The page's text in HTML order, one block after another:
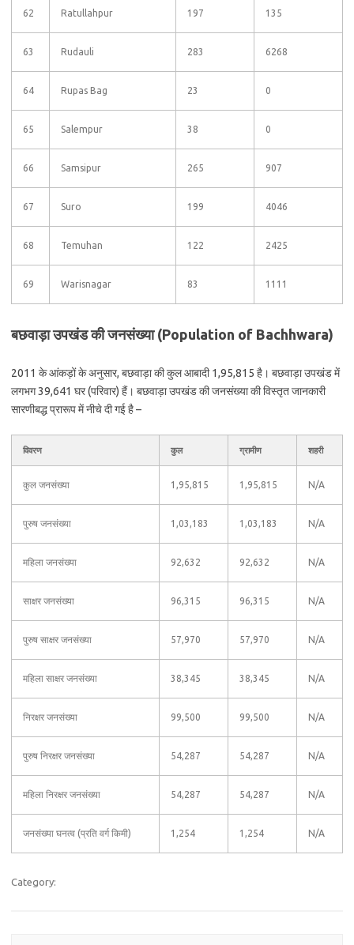
62 Ratullahpur 197 135
63 Rudauli 283 6268
64 Rupas Bag 23 0
65 Salempur 38 0
66 Samsipur 265 907
67 Suro 199 4046
68 Temuhan 122 2425
69 Warisnagar 83 1111
बछवाड़ा उपखंड की जनसंख्या (Population of Bachhwara)
2011 के आंकड़ों के अनुसार, बछवाड़ा की कुल आबादी 1,95,815 है। बछवाड़ा उपखंड में
लगभग 39,641 घर (परिवार) हैं। बछवाड़ा उपखंड की जनसंख्या की विस्तृत जानकारी
सारणीबद्ध प्रारूप में नीचे दी गई है –
विवरण कुल ग्रामीण शहरी
कुल जनसंख्या 1,95,815 1,95,815 N/A
पुरुष जनसंख्या 1,03,183 1,03,183 N/A
महिला जनसंख्या 92,632 92,632 N/A
साक्षर जनसंख्या 96,315 96,315 N/A
पुरुष साक्षर जनसंख्या 57,970 57,970 N/A
महिला साक्षर जनसंख्या 38,345 38,345 N/A
निरक्षर जनसंख्या 99,500 99,500 N/A
पुरुष निरक्षर जनसंख्या 54,287 54,287 N/A
महिला निरक्षर जनसंख्या 54,287 54,287 N/A
जनसंख्या घनत्व (प्रति वर्ग किमी) 1,254 1,254 N/A
Category: